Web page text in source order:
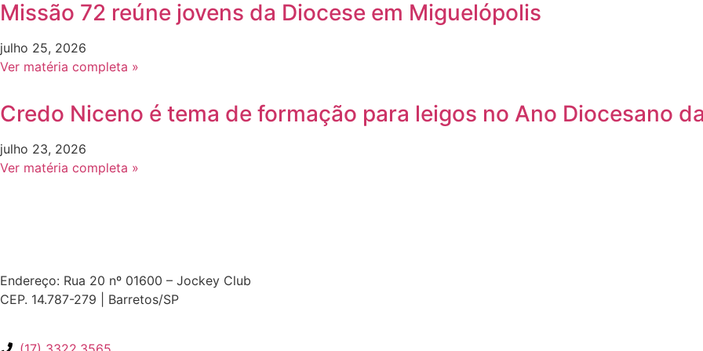
Missão 72 reúne jovens da Diocese em Miguelópolis
julho 25, 2026
Ver matéria completa »
Credo Niceno é tema de formação para leigos no Ano Diocesano
julho 23, 2026
Ver matéria completa »
Endereço: Rua 20 nº 01600 – Jockey Club
CEP. 14.787-279 | Barretos/SP